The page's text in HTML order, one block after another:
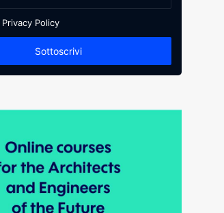
Privacy Policy